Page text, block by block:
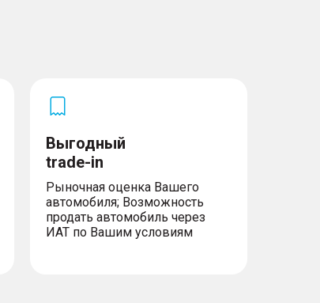
Выгодный
trade-in
Рыночная оценка Вашего
автомобиля; Возможность
продать автомобиль через
ИАТ по Вашим условиям